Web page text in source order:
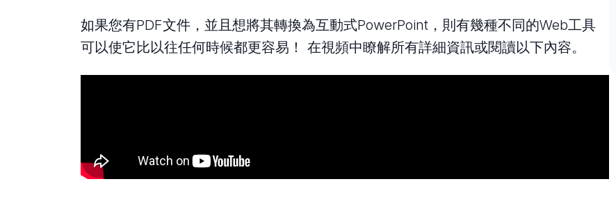
如果您有PDF文件，並且想將其轉換為互動式PowerPoint，則有幾種不同的Web工具
可以使它比以往任何時候都更容易！ 在視頻中瞭解所有詳細資訊或閱讀以下內容。